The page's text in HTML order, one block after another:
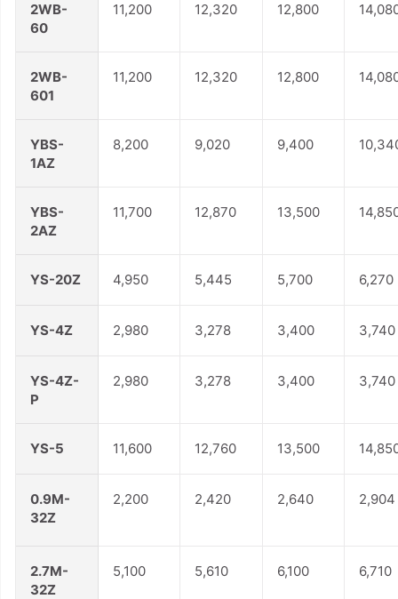
2WB-
60
11,200 12,320 12,800
2WB-
601
11,200 12,320 12,800
YBS-
1AZ
8,200 9,020 9,400
YBS-
2AZ
11,700 12,870 13,500
YS-20Z 4,950 5,445 5,700 6,270
YS-4Z 2,980 3,278 3,400 3,740
YS-4Z-
P
2,980 3,278 3,400 3,740
YS-5 11,600 12,760 13,500
0.9M-
32Z
2,200 2,420 2,640 2,904
2.7M-
32Z
5,100 5,610 6,100 6,710